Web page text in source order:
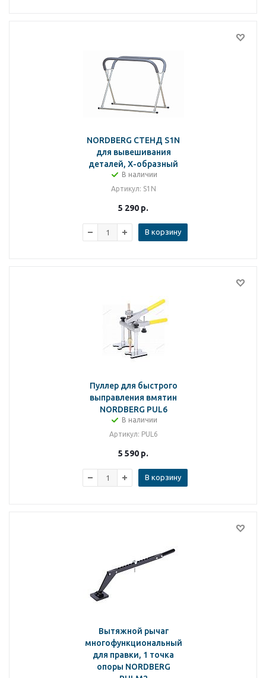
NORDBERG СТЕНД S1N
для вывешивания
деталей, Х-образный
В наличии
Артикул: S1N
5 290 р.
В корзину
Пуллер для быстрого
выправления вмятин
NORDBERG PUL6
В наличии
Артикул: PUL6
5 590 р.
В корзину
Вытяжной рычаг
многофункциональный
для правки, 1 точка
опоры NORDBERG